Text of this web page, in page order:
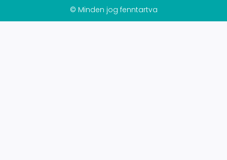
© Minden jog fenntartva